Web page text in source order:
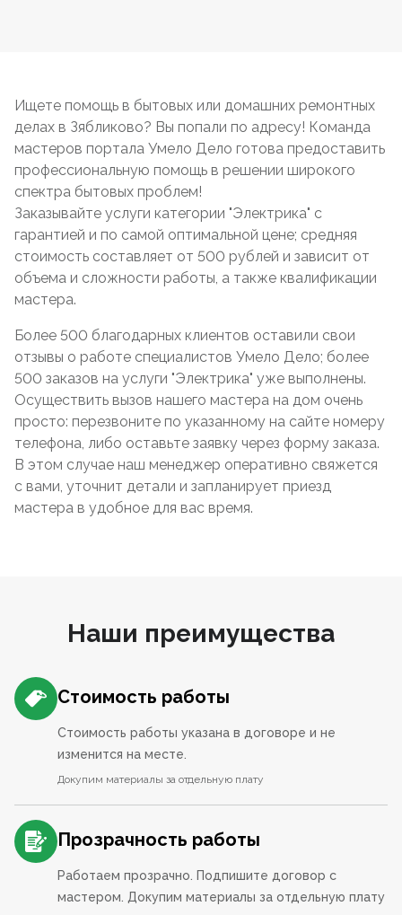
Ищете помощь в бытовых или домашних ремонтных
делах в Зябликово? Вы попали по адресу! Команда
мастеров портала Умело Дело готова предоставить
профессиональную помощь в решении широкого
спектра бытовых проблем!
Заказывайте услуги категории "Электрика" с
гарантией и по самой оптимальной цене; средняя
стоимость составляет от 500 рублей и зависит от
объема и сложности работы, а также квалификации
мастера.
Более 500 благодарных клиентов оставили свои
отзывы о работе специалистов Умело Дело; более
500 заказов на услуги "Электрика" уже выполнены.
Осуществить вызов нашего мастера на дом очень
просто: перезвоните по указанному на сайте номеру
телефона, либо оставьте заявку через форму заказа.
В этом случае наш менеджер оперативно свяжется
с вами, уточнит детали и запланирует приезд
мастера в удобное для вас время.
Наши преимущества
Стоимость работы
Стоимость работы указана в договоре и не
изменится на месте.
Докупим материалы за отдельную плату
Прозрачность работы
Работаем прозрачно. Подпишите договор с
мастером. Докупим материалы за отдельную плату